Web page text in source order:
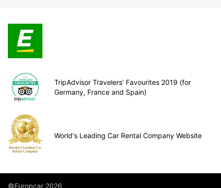
TripAdvisor Travelers’ Favourites 2019 (for
Germany, France and Spain)
World's Leading Car Rental Company Website
©Europcar 2026